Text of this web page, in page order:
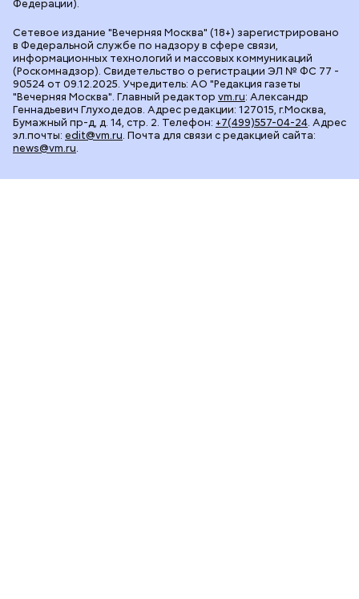
Сетевое издание "Вечерняя Москва" (18+) зарегистрировано
в Федеральной службе по надзору в сфере связи,
информационных технологий и массовых коммуникаций
(Роскомнадзор). Свидетельство о регистрации ЭЛ № ФС 77 -
90524 от 09.12.2025. Учредитель: АО "Редакция газеты
"Вечерняя Москва". Главный редактор vm.ru: Александр
Геннадьевич Глуходедов. Адрес редакции: 127015, г.Москва,
Бумажный пр-д, д. 14, стр. 2. Телефон: +7(499)557-04-24. Адрес
эл.почты: edit@vm.ru. Почта для связи с редакцией сайта:
news@vm.ru.
Федерации).